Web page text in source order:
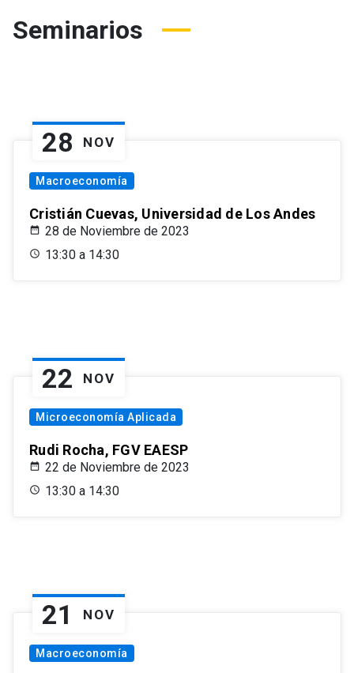
Seminarios
28 NOV
Macroeconomía
Cristián Cuevas, Universidad de Los Andes
28 de Noviembre de 2023
13:30 a 14:30
22 NOV
Microeconomía Aplicada
Rudi Rocha, FGV EAESP
22 de Noviembre de 2023
13:30 a 14:30
21 NOV
Macroeconomía